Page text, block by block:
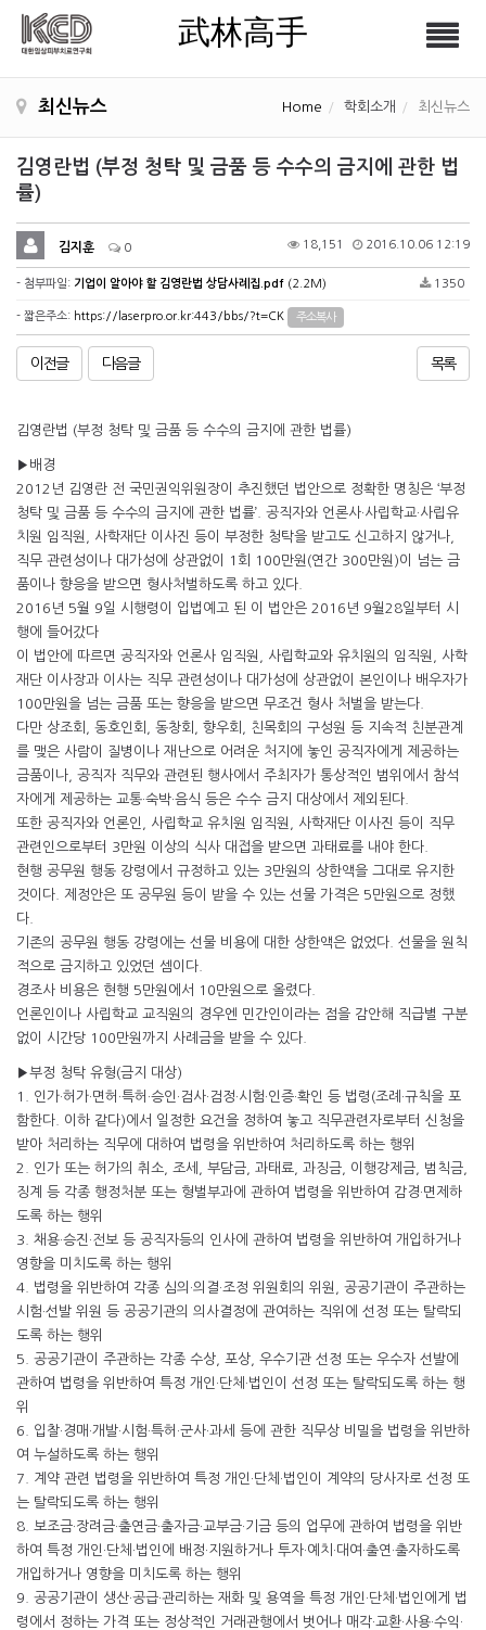
武林高手
武林高手
최신뉴스 Home 학회소개 최신뉴스
김영란법 (부정 청탁 및 금품 등 수수의 금지에 관한 법
률)
김지훈 0 18,151 2016.10.06 12:19
- 첨부파일: 기업이 알아야 할 김영란법 상담사례집.pdf (2.2M) 1350
- 짧은주소: https://laserpro.or.kr:443/bbs/?t=CK 주소복사
이전글 다음글 목록
김영란법 (부정 청탁 및 금품 등 수수의 금지에 관한 법률)
▶배경
2012년 김영란 전 국민권익위원장이 추진했던 법안으로 정확한 명칭은 ‘부정
청탁 및 금품 등 수수의 금지에 관한 법률’. 공직자와 언론사·사립학교·사립유
치원 임직원, 사학재단 이사진 등이 부정한 청탁을 받고도 신고하지 않거나,
직무 관련성이나 대가성에 상관없이 1회 100만원(연간 300만원)이 넘는 금
품이나 향응을 받으면 형사처벌하도록 하고 있다.
2016년 5월 9일 시행령이 입법예고 된 이 법안은 2016년 9월28일부터 시
행에 들어갔다
이 법안에 따르면 공직자와 언론사 임직원, 사립학교와 유치원의 임직원, 사학
재단 이사장과 이사는 직무 관련성이나 대가성에 상관없이 본인이나 배우자가
100만원을 넘는 금품 또는 향응을 받으면 무조건 형사 처벌을 받는다.
다만 상조회, 동호인회, 동창회, 향우회, 친목회의 구성원 등 지속적 친분관계
를 맺은 사람이 질병이나 재난으로 어려운 처지에 놓인 공직자에게 제공하는
금품이나, 공직자 직무와 관련된 행사에서 주최자가 통상적인 범위에서 참석
자에게 제공하는 교통·숙박·음식 등은 수수 금지 대상에서 제외된다.
또한 공직자와 언론인, 사립학교 유치원 임직원, 사학재단 이사진 등이 직무
관련인으로부터 3만원 이상의 식사 대접을 받으면 과태료를 내야 한다.
현행 공무원 행동 강령에서 규정하고 있는 3만원의 상한액을 그대로 유지한
것이다. 제정안은 또 공무원 등이 받을 수 있는 선물 가격은 5만원으로 정했
다.
기존의 공무원 행동 강령에는 선물 비용에 대한 상한액은 없었다. 선물을 원칙
적으로 금지하고 있었던 셈이다.
경조사 비용은 현행 5만원에서 10만원으로 올렸다.
언론인이나 사립학교 교직원의 경우엔 민간인이라는 점을 감안해 직급별 구분
없이 시간당 100만원까지 사례금을 받을 수 있다.
▶부정 청탁 유형(금지 대상)
1. 인가·허가·면허·특허·승인·검사·검정·시험·인증·확인 등 법령(조례·규칙을 포
함한다. 이하 같다)에서 일정한 요건을 정하여 놓고 직무관련자로부터 신청을
받아 처리하는 직무에 대하여 법령을 위반하여 처리하도록 하는 행위
2. 인가 또는 허가의 취소, 조세, 부담금, 과태료, 과징금, 이행강제금, 범칙금,
징계 등 각종 행정처분 또는 형벌부과에 관하여 법령을 위반하여 감경·면제하
도록 하는 행위
3. 채용·승진·전보 등 공직자등의 인사에 관하여 법령을 위반하여 개입하거나
영향을 미치도록 하는 행위
4. 법령을 위반하여 각종 심의·의결·조정 위원회의 위원, 공공기관이 주관하는
시험·선발 위원 등 공공기관의 의사결정에 관여하는 직위에 선정 또는 탈락되
도록 하는 행위
5. 공공기관이 주관하는 각종 수상, 포상, 우수기관 선정 또는 우수자 선발에
관하여 법령을 위반하여 특정 개인·단체·법인이 선정 또는 탈락되도록 하는 행
위
6. 입찰·경매·개발·시험·특허·군사·과세 등에 관한 직무상 비밀을 법령을 위반하
여 누설하도록 하는 행위
7. 계약 관련 법령을 위반하여 특정 개인·단체·법인이 계약의 당사자로 선정 또
는 탈락되도록 하는 행위
8. 보조금·장려금·출연금·출자금·교부금·기금 등의 업무에 관하여 법령을 위반
하여 특정 개인·단체·법인에 배정·지원하거나 투자·예치·대여·출연·출자하도록
개입하거나 영향을 미치도록 하는 행위
9. 공공기관이 생산·공급·관리하는 재화 및 용역을 특정 개인·단체·법인에게 법
령에서 정하는 가격 또는 정상적인 거래관행에서 벗어나 매각·교환·사용·수익·